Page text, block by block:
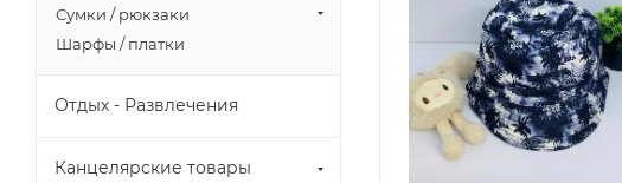
Сумки / рюкзаки
Шарфы / платки
Отдых - Развлечения
Канцелярские товары